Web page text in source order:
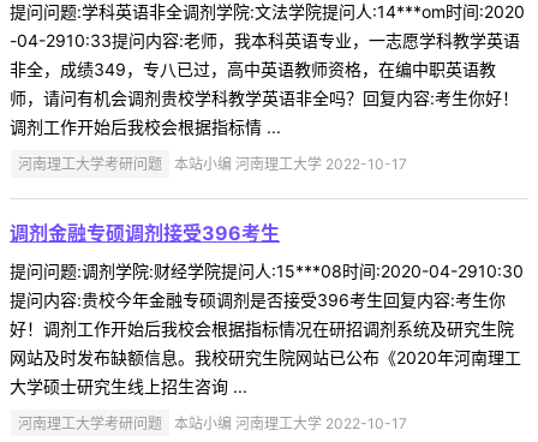
提问问题:学科英语非全调剂学院:文法学院提问人:14***om时间:2020
-04-2910:33提问内容:老师，我本科英语专业，一志愿学科教学英语
非全，成绩349，专八已过，高中英语教师资格，在编中职英语教
师，请问有机会调剂贵校学科教学英语非全吗？回复内容:考生你好！
调剂工作开始后我校会根据指标情 ...
河南理工大学考研问题 本站小编 河南理工大学 2022-10-17
调剂金融专硕调剂接受396考生
提问问题:调剂学院:财经学院提问人:15***08时间:2020-04-2910:30
提问内容:贵校今年金融专硕调剂是否接受396考生回复内容:考生你
好！调剂工作开始后我校会根据指标情况在研招调剂系统及研究生院
网站及时发布缺额信息。我校研究生院网站已公布《2020年河南理工
大学硕士研究生线上招生咨询 ...
河南理工大学考研问题 本站小编 河南理工大学 2022-10-17